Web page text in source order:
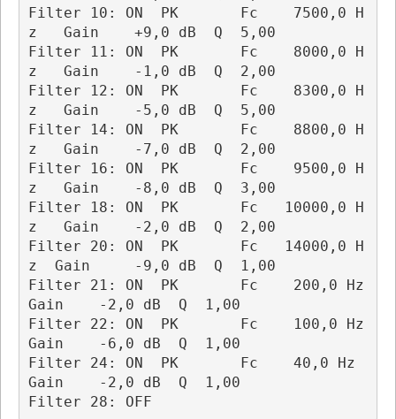
Filter 10: ON  PK       Fc    7500,0 H
z   Gain    +9,0 dB  Q  5,00
Filter 11: ON  PK       Fc    8000,0 H
z   Gain    -1,0 dB  Q  2,00
Filter 12: ON  PK       Fc    8300,0 H
z   Gain    -5,0 dB  Q  5,00
Filter 14: ON  PK       Fc    8800,0 H
z   Gain    -7,0 dB  Q  2,00
Filter 16: ON  PK       Fc    9500,0 H
z   Gain    -8,0 dB  Q  3,00
Filter 18: ON  PK       Fc   10000,0 H
z   Gain    -2,0 dB  Q  2,00
Filter 20: ON  PK       Fc   14000,0 H
z  Gain     -9,0 dB  Q  1,00
Filter 21: ON  PK       Fc    200,0 Hz
Gain    -2,0 dB  Q  1,00
Filter 22: ON  PK       Fc    100,0 Hz
Gain    -6,0 dB  Q  1,00
Filter 24: ON  PK       Fc    40,0 Hz
Gain    -2,0 dB  Q  1,00
Filter 28: OFF